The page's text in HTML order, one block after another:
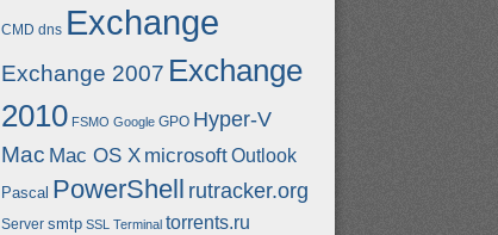
CMD dns Exchange
Exchange 2007 Exchange
2010 FSMO Google GPO Hyper-V
Mac Mac OS X microsoftOutlook
Pascal PowerShell rutracker.org
Server smtp SSL Terminal torrents.ru